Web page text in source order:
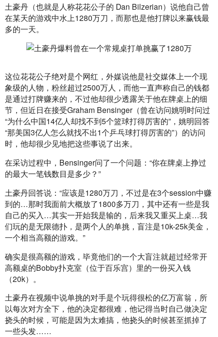
土豪丹（也就是人称花花公子的 Dan Bilzerian）说他自己曾
在某天的游戏中水上1280万刀，而那也是他打牌以来赢钱最
多的一天。
这位花花公子绝对是个网红，外媒说他是社交媒体上一个现
象级的人物，粉丝超过2500万人，而他一直声称自己的钱都
是通过打牌赚来的，不过他却很少透露关于他在牌桌上的细
节，但近日在接受Graham Bensinger（曾在访问姚明时问过
“为什么中国14亿人却找不到5个篮球打得厉害的”，姚明回答
“那美国3亿人怎么就找不出1个乒乓球打得厉害的”）的访问
时，他却很少见地把这些事说了出来。
在采访过程中，Bensinger问了一个问题：“你在牌桌上挣过
的最大一笔钱数目是多少？”
土豪丹回答说：“应该是1280万刀，不过是在3个session中赚
到的…那时我面前大概放了1800多万刀，其中还有一些是我
自己的买入…其实一开始我是输的，后来我又重买上桌…我
们玩的是无限德扑，是两个人的单挑，盲注是10k-25k美金，
一个相当高额的游戏。”
确实是很高额的游戏，毕竟他们的一个大盲注就超过经常开
高额桌的Bobby扑克室（位于百乐宫）里的一份买入钱
（20k）。
土豪丹在视频中说单挑的对手是个玩得很松的亿万富翁，所
以每次对方全下，他的决定都很难，他记得当时自己做决定
挠头的时候，可能是因为太难搞，他挠头的时候甚至抓掉了
一些头发……